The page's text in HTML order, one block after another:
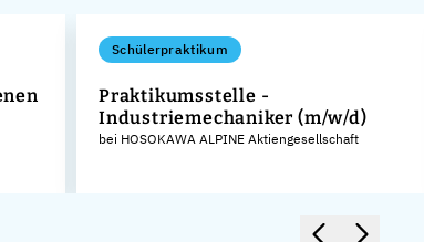
Schülerpraktikum
Praktikumsstelle -
Industriemechaniker (m/w/d)
bei HOSOKAWA ALPINE Aktiengesellschaft